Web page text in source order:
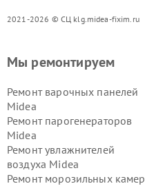
2021-2026 © СЦ klg.midea-fixim.ru
Мы ремонтируем
Ремонт варочных панелей
Midea
Ремонт парогенераторов
Midea
Ремонт увлажнителей
воздуха Midea
Ремонт морозильных камер